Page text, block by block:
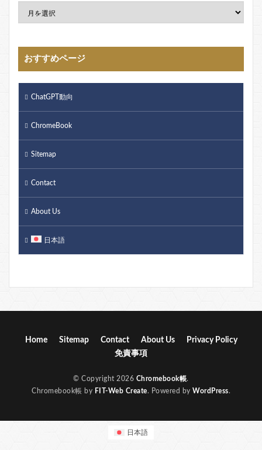
おすすめページ
ChatGPT動向
ChromeBook
Sitemap
Contact
About Us
日本語
Home Sitemap Contact About Us
Privacy Policy
免責事項
© Copyright 2026 Chromebook帳.
Chromebook帳 by FIT-Web Create. Powered by WordPress.
日本語